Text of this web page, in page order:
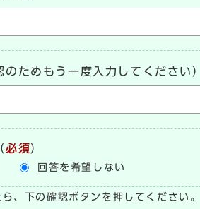
のためもう一度入力してください）
必須）
回答を希望しない
、下の確認ボタンを押してください。